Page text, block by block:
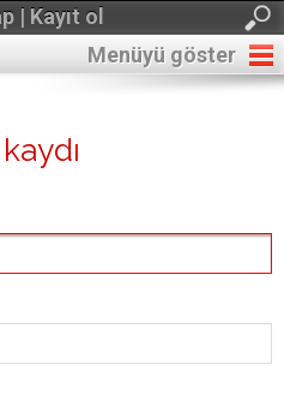
| Kayıt ol
Menüyü göster